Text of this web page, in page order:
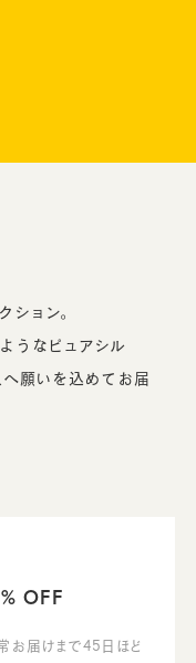
ョン。
うなピュアシル
願いを込めてお届
OFF
お届けまで45日ほど